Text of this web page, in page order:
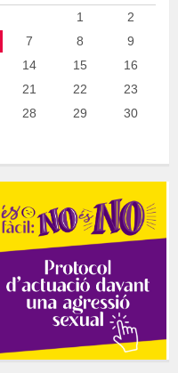
1
2
7 8
9
14 15
16
21 22
23
28 29
30